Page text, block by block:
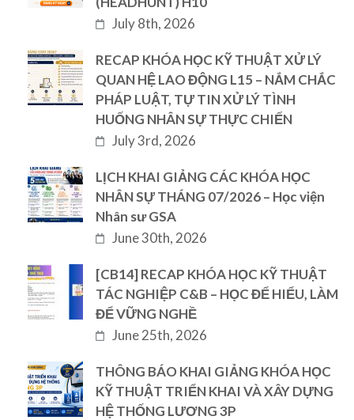
July 8th, 2026
RECAP KHÓA HỌC KỸ THUẬT XỬ LÝ
QUAN HỆ LAO ĐỘNG L15 – NẮM CHẮC
PHÁP LUẬT, TỰ TIN XỬ LÝ TÌNH
HUỐNG NHÂN SỰ THỰC CHIẾN
July 3rd, 2026
LỊCH KHAI GIẢNG CÁC KHÓA HỌC
NHÂN SỰ THÁNG 07/2026 – Học viện
Nhân sư GSA
June 30th, 2026
[CB14] RECAP KHÓA HỌC KỸ THUẬT
TÁC NGHIỆP C&B – HỌC ĐỂ HIỂU, LÀM
ĐỂ VỮNG NGHỀ
June 25th, 2026
THÔNG BÁO KHAI GIẢNG KHÓA HỌC
KỸ THUẬT TRIỂN KHAI VÀ XÂY DỰNG
HỆ THỐNG LƯƠNG 3P